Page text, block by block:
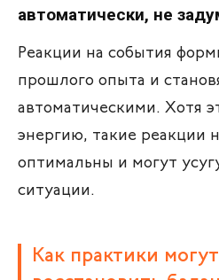
автоматически, не
Реакции на события
прошлого опыта и
автоматическими. Хотя
энергию, такие реакции
оптимальны и могут
ситуации.
Как практики